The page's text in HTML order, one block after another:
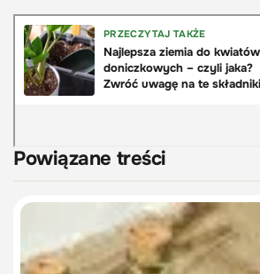
Powiązane treści